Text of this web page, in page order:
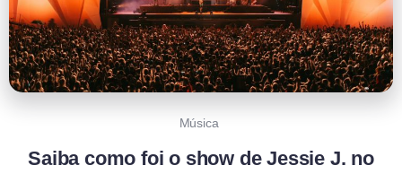
Música
Saiba como foi o show de Jessie J. no